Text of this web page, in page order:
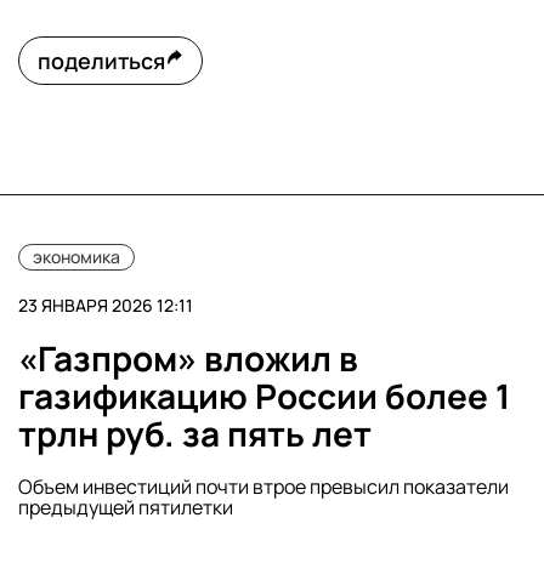
поделиться
экономика
23 ЯНВАРЯ 2026 12:11
«Газпром» вложил в
газификацию России более 1
трлн руб. за пять лет
Объем инвестиций почти втрое превысил показатели
предыдущей пятилетки